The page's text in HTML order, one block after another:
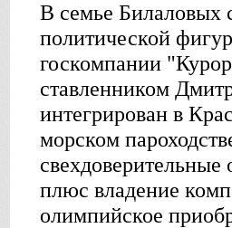
В семье Билаловых
политической
госкомпании
ставленником
интегрирован в
морском
плюс владение
олимпийское